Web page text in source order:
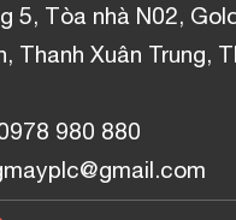
5, Tòa nhà N02,
Thanh Xuân Trung,
980 880